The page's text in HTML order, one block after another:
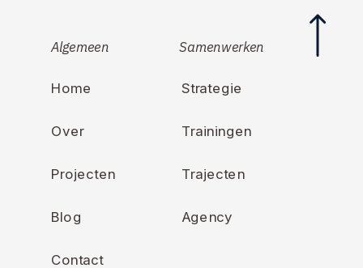
Home
Over
Strategie
Projecten
Contact
Blog
Trainingen
Trajecten
Agency
Samenwerken
Algemeen